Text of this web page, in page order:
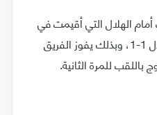
أمام الهلال التي أقيمت في
الرياض السبت الماضي بالتعادل 1-1، وبذلك يفوز الفريق